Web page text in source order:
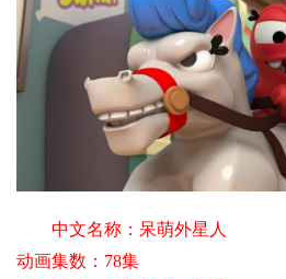
中文名称： 呆萌外星人
动画集数：78集